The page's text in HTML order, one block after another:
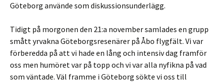
Göteborg använde som diskussionsunderlägg.
Tidigt på morgonen den 21:a november samlades en grupp
smått yrvakna Göteborgsresenärer på Åbo flygfält. Vi var
förberedda på att vi hade en lång och intensiv dag framför
oss men humöret var på topp och vi var alla nyfikna på vad
som väntade. Väl framme i Göteborg sökte vi oss till